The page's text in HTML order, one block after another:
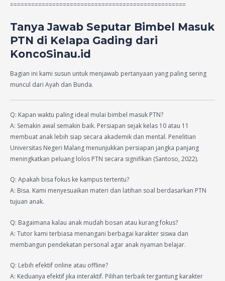
==================================================
Tanya Jawab Seputar Bimbel Masuk
PTN di Kelapa Gading dari
KoncoSinau.id
Bagian ini kami susun untuk menjawab pertanyaan yang paling sering
muncul dari Ayah dan Bunda.
Q: Kapan waktu paling ideal mulai bimbel masuk PTN?
A: Semakin awal semakin baik. Persiapan sejak kelas 10 atau 11
membuat anak lebih siap secara akademik dan mental. Penelitian
Universitas Negeri Malang menunjukkan persiapan jangka panjang
meningkatkan peluang lolos PTN secara signifikan (Santoso, 2022).
Q: Apakah bisa fokus ke kampus tertentu?
A: Bisa. Kami menyesuaikan materi dan latihan soal berdasarkan PTN
tujuan anak.
Q: Bagaimana kalau anak mudah bosan atau kurang fokus?
A: Tutor kami terbiasa menangani berbagai karakter siswa dan
membangun pendekatan personal agar anak nyaman belajar.
Q: Lebih efektif online atau offline?
A: Keduanya efektif jika interaktif. Pilihan terbaik tergantung karakter